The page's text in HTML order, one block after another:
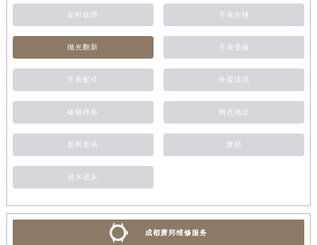
走时故障 手表生锈
抛光翻新 手表受磁
手表配件 外观清洗
磕碰摔坏 网点地址
新闻资讯 萧邦
进水进灰
成都萧邦维修服务